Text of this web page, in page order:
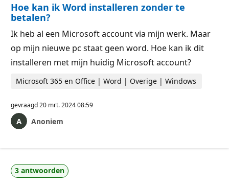
Hoe kan ik Word installeren zonder te
betalen?
Ik heb al een Microsoft account via mijn werk. Maar
op mijn nieuwe pc staat geen word. Hoe kan ik dit
installeren met mijn huidig Microsoft account?
Microsoft 365 en Office | Word | Overige | Windows
gevraagd20 mrt. 2024 08:59
Anoniem
3 antwoorden